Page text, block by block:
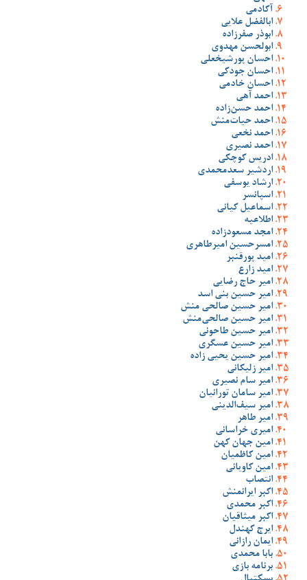
آکادمی
ابالفضل علایی
ابوذر صفرزاده
ابولحسن مهدوی
احسان پورشیخعلی
احسان جودکی
احسان خادمی
احمد آهی
احمد حسن‌زاده
احمد حیات‌منش
احمد نخعی
احمد نصیری
ادریس کوچکی
اردشیر سعدمحمدی
ارشاد یوسفی
اسپانسر
اسماعیل کیانی
اطلاعیه
امجد مسعودزاده
امسرحسین امیرطاهری
امید پورقنبر
امید زارع
امیر حاج رضایی
امیر حسین بنی اسد
امیر حسین صالحی منش
امیر حسین صالحی‌منش
امیر حسین طاحونی
امیر حسین عسگری
امیر حسین یحیی زاده
امیر زلیکانی
امیر سام نصیری
امیر سامان تورانیان
امیر سیف‌الدینی
امیر طاهر
امیری خراسانی
امین جهان کهن
امین کاظمیان
امین کاویانی
انتصاب
اکبر ایرانمنش
اکبر محمدی
اکبر میثاقیان
ایرج کهندل
ایمان رازانی
بابا محمدی
برنامه بازی